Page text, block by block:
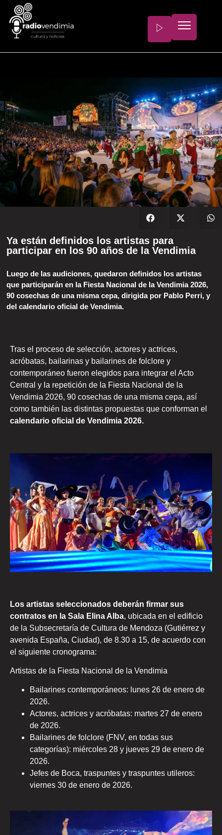
Ya están definidos los artistas para
participar en los 90 años de la Vendimia
Luego de las audiciones, quedaron definidos los artistas
que participarán en la Fiesta Nacional de la Vendimia 2026,
90 cosechas de una misma cepa, dirigida por Pablo Perri, y
del calendario oficial de Vendimia.
Tras el proceso de selección, actores y actrices,
acróbatas, bailarinas y bailarines de folclore y
contemporáneo fueron elegidos para integrar el Acto
Central y la repetición de la Fiesta Nacional de la
Vendimia 2026, 90 cosechas de una misma cepa, así
como también las distintas propuestas que conforman el
calendario oficial de Vendimia 2026.
Los artistas seleccionados deberán firmar sus
contratos en la Sala Elina Alba, ubicada en el edificio
de la Subsecretaría de Cultura de Mendoza (Gutiérrez y
avenida España, Ciudad), de 8.30 a 15, de acuerdo con
el siguiente cronograma:
Artistas de la Fiesta Nacional de la Vendimia
Bailarines contemporáneos: lunes 26 de enero de
2026.
Actores, actrices y acróbatas: martes 27 de enero
de 2026.
Bailarines de folclore (FNV, en todas sus
categorías): miércoles 28 y jueves 29 de enero de
2026.
Jefes de Boca, traspuntes y traspuntes utileros:
viernes 30 de enero de 2026.